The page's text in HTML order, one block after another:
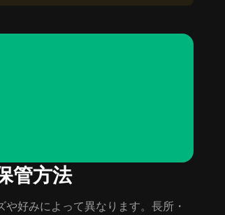
管方法
好みによって異なります。長所・